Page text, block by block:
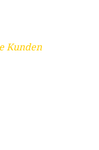
Kunden